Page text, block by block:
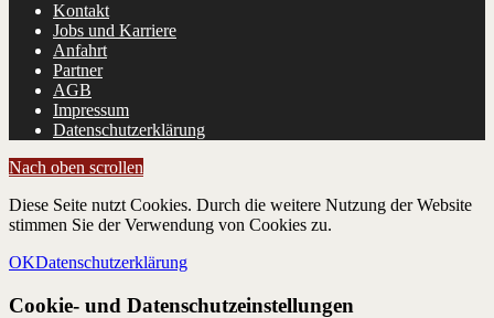
Kontakt
Jobs und Karriere
Anfahrt
Partner
AGB
Impressum
Datenschutzerklärung
Nach oben scrollen
Diese Seite nutzt Cookies. Durch die weitere Nutzung der Website
stimmen Sie der Verwendung von Cookies zu.
OKDatenschutzerklärung
Cookie- und Datenschutzeinstellungen